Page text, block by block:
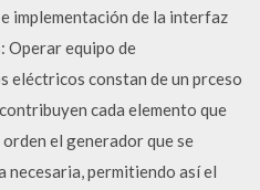
implementación de la interfaz
Operar equipo de
eléctricos constan de un prceso
cada elemento que
el generador que se
necesaria, permitiendo así el